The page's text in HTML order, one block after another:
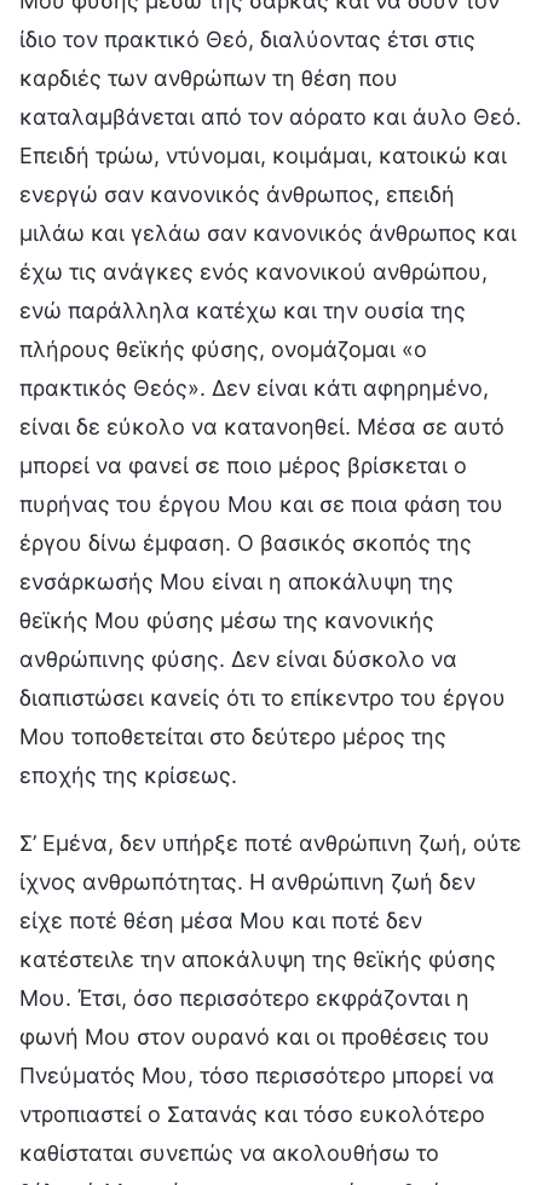
ίδιο τον πρακτικό Θεό, διαλύοντας έτσι στις
καρδιές των ανθρώπων τη θέση που
καταλαμβάνεται από τον αόρατο και άυλο Θεό.
Επειδή τρώω, ντύνομαι, κοιμάμαι, κατοικώ και
ενεργώ σαν κανονικός άνθρωπος, επειδή
μιλάω και γελάω σαν κανονικός άνθρωπος και
έχω τις ανάγκες ενός κανονικού ανθρώπου,
ενώ παράλληλα κατέχω και την ουσία της
πλήρους θεϊκής φύσης, ονομάζομαι «ο
πρακτικός Θεός». Δεν είναι κάτι αφηρημένο,
είναι δε εύκολο να κατανοηθεί. Μέσα σε αυτό
μπορεί να φανεί σε ποιο μέρος βρίσκεται ο
πυρήνας του έργου Μου και σε ποια φάση του
έργου δίνω έμφαση. Ο βασικός σκοπός της
ενσάρκωσής Μου είναι η αποκάλυψη της
θεϊκής Μου φύσης μέσω της κανονικής
ανθρώπινης φύσης. Δεν είναι δύσκολο να
διαπιστώσει κανείς ότι το επίκεντρο του έργου
Μου τοποθετείται στο δεύτερο μέρος της
εποχής της κρίσεως.
Σ’ Εμένα, δεν υπήρξε ποτέ ανθρώπινη ζωή, ούτε
ίχνος ανθρωπότητας. Η ανθρώπινη ζωή δεν
είχε ποτέ θέση μέσα Μου και ποτέ δεν
κατέστειλε την αποκάλυψη της θεϊκής φύσης
Μου. Έτσι, όσο περισσότερο εκφράζονται η
φωνή Μου στον ουρανό και οι προθέσεις του
Πνεύματός Μου, τόσο περισσότερο μπορεί να
ντροπιαστεί ο Σατανάς και τόσο ευκολότερο
καθίσταται συνεπώς να ακολουθήσω το